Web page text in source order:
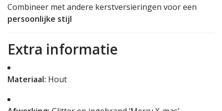
Combineer met andere kerstversieringen voor een
persoonlijke stijl
Extra informatie
Materiaal: Hout